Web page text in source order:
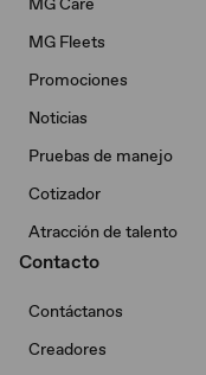
MG Fleets
Promociones
Noticias
Pruebas de manejo
Cotizador
Atracción de talento
Contacto
Contáctanos
Creadores